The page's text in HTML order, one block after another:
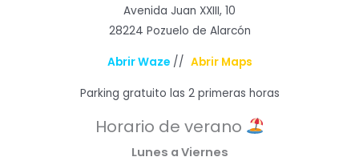
Avenida Juan XXIII, 10
28224 Pozuelo de Alarcón
Abrir Waze// Abrir Maps
Parking gratuito las 2 primeras horas
Horario de verano
Lunes a Viernes